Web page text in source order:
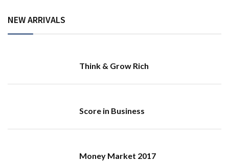
NEW ARRIVALS
Think & Grow Rich
Score in Business
Money Market 2017